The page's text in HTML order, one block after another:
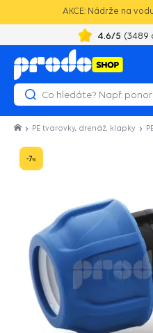
AKCE: Nádrže na
4.6/5 (2129
PE tvarovky, drenáž, klapky
-7%